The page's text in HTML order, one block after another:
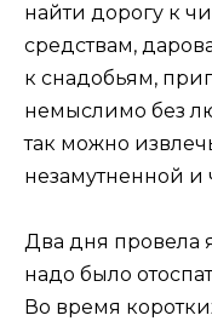
найти дорогу к
средствам,
к снадобьям,
немыслимо без
так можно
незамутненной и
Два дня провела
надо было
Во время